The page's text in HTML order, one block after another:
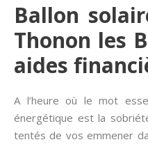
Ballon
Thonon les
aides
A l’heure où le mot
énergétique est la
tentés de vos emmener